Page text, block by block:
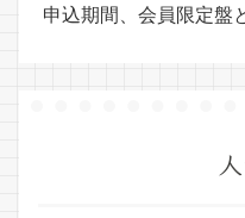
申込期間、会員限定盤